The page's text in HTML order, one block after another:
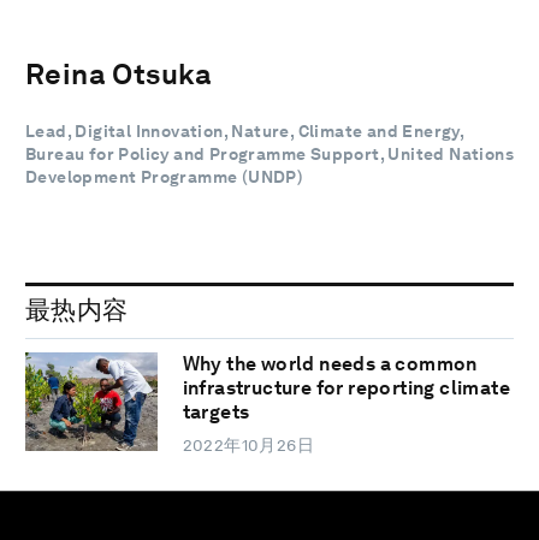
Reina Otsuka
Lead, Digital Innovation, Nature, Climate and Energy,
Bureau for Policy and Programme Support, United Nations
Development Programme (UNDP)
最热内容
Why the world needs a common
infrastructure for reporting climate
targets
2022年10月26日